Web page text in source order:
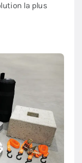
la plus